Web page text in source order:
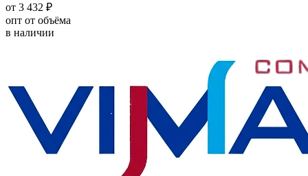
от 3 432 ₽
опт от объёма
в наличии